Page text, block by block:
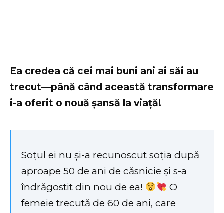
Ea credea că cei mai buni ani ai săi au
trecut—până când această transformare
i-a oferit o nouă șansă la viață!
Soțul ei nu și-a recunoscut soția după
aproape 50 de ani de căsnicie și s-a
îndrăgostit din nou de ea!
O
femeie trecută de 60 de ani, care